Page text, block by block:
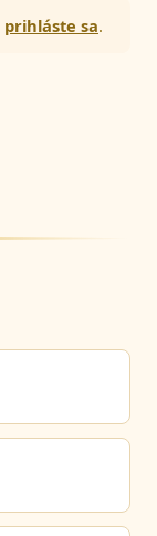
prihláste sa.